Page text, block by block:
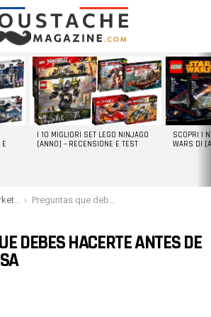
I 10 MIGLIORI SET LEGO NINJAGO
[ANNO] – RECENSIONE E TEST
SCOPRI I
WARS DI
Preguntas que debes hacerte antes de vender tu casa
DEBES HACERTE ANTES DE